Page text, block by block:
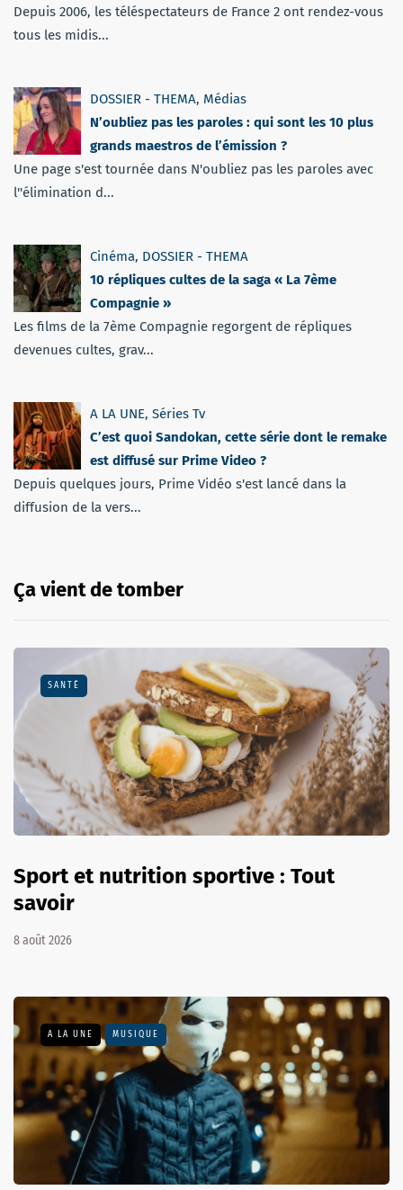
Depuis 2006, les téléspectateurs de France 2 ont rendez-vous
tous les midis...
DOSSIER - THEMA, Médias
N’oubliez pas les paroles : qui sont les 10 plus
grands maestros de l’émission ?
Une page s'est tournée dans N'oubliez pas les paroles avec
l''élimination d...
Cinéma, DOSSIER - THEMA
10 répliques cultes de la saga « La 7ème
Compagnie »
Les films de la 7ème Compagnie regorgent de répliques
devenues cultes, grav...
A LA UNE, Séries Tv
C’est quoi Sandokan, cette série dont le remake
est diffusé sur Prime Video ?
Depuis quelques jours, Prime Vidéo s'est lancé dans la
diffusion de la vers...
Ça vient de tomber
SANTÉ
Sport et nutrition sportive : Tout
savoir
8 août 2026
A LA UNE MUSIQUE